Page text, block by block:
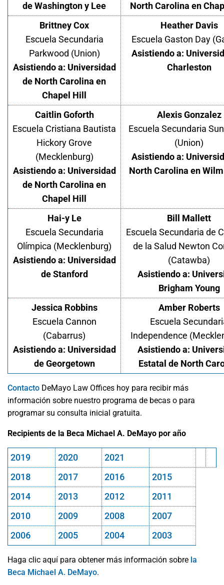
de Washington y Lee
North Carolina en
Brittney Cox
Escuela Secundaria
Parkwood (Union)
Asistiendo a: Universidad
de North Carolina en
Chapel Hill
Heather Davis
Escuela Gaston Day
Asistiendo a:
Charleston
Caitlin Goforth
Escuela Cristiana Bautista
Hickory Grove
(Mecklenburg)
Asistiendo a: Universidad
de North Carolina en
Chapel Hill
Alexis Gonzalez
Escuela Secundaria
(Union)
Asistiendo a:
North Carolina en
Hai-y Le
Escuela Secundaria
Olímpica (Mecklenburg)
Asistiendo a: Universidad
de Stanford
Bill Mallett
Escuela Secundaria de
de la Salud Newton
(Catawba)
Asistiendo a:
Brigham Young
Jessica Robbins
Escuela Cannon
(Cabarrus)
Asistiendo a: Universidad
de Georgetown
Amber Roberts
Escuela
Independence
Asistiendo a:
Estatal de North
Contacto DeMayo Law Offices hoy para recibir más
información sobre nuestro programa de becas o para
programar su consulta inicial gratuita.
Recipients de la Beca Michael A. DeMayo por año
2019 2020
2021
2018
2017 2016
2015
2014
2013 2012
2011
2010
2009 2008
2007
2006
2005 2004 2003
Haga clic aquí para obtener más información sobre la
Beca Michael A. DeMayo.